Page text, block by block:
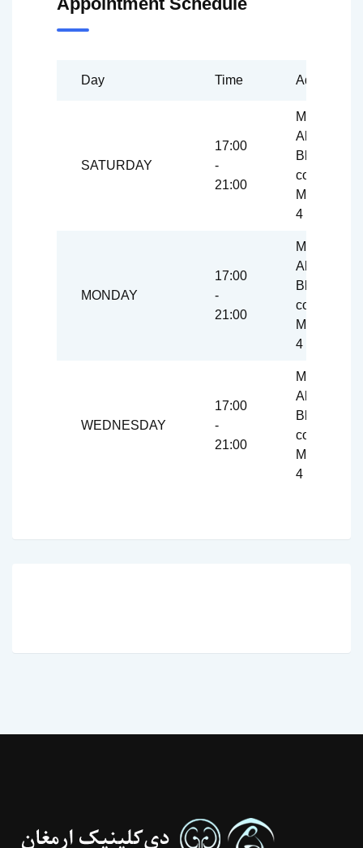
Day Time Address
SATURDAY
17:00
-
21:00
Mashhad,
Blvd.,
corner of
Mulla
4
MONDAY
17:00
-
21:00
Mashhad,
Blvd.,
corner of
Mulla
4
WEDNESDAY
17:00
-
21:00
Mashhad,
Blvd.,
corner of
Mulla
4